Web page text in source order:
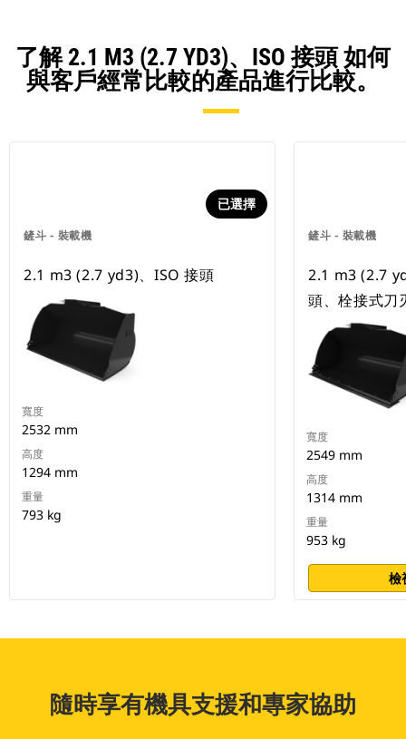
了解 2.1 M3 (2.7 YD3)、ISO 接頭 如何
與客戶經常比較的產品進行比較。
鏟斗 - 裝載機
已選擇
2.1 m3 (2.7 yd3)、ISO 接頭
寬度
2532 mm
高度
1294 mm
重量
793 kg
鏟斗 - 裝載機
2.1 m3 (2.7
頭、栓接式刀
寬度
2549 mm
高度
1314 mm
重量
953 kg
檢
隨時享有機具支援和專家協助